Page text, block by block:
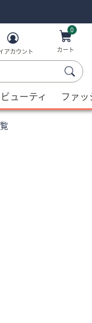
アカウント
0
カート
ビューティ ファ